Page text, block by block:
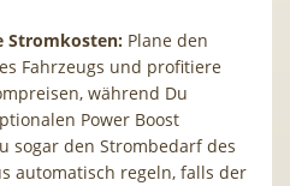
Stromkosten: Plane den
Fahrzeugs und profitiere
während Du
Power Boost
sogar den Strombedarf des
automatisch regeln, falls der